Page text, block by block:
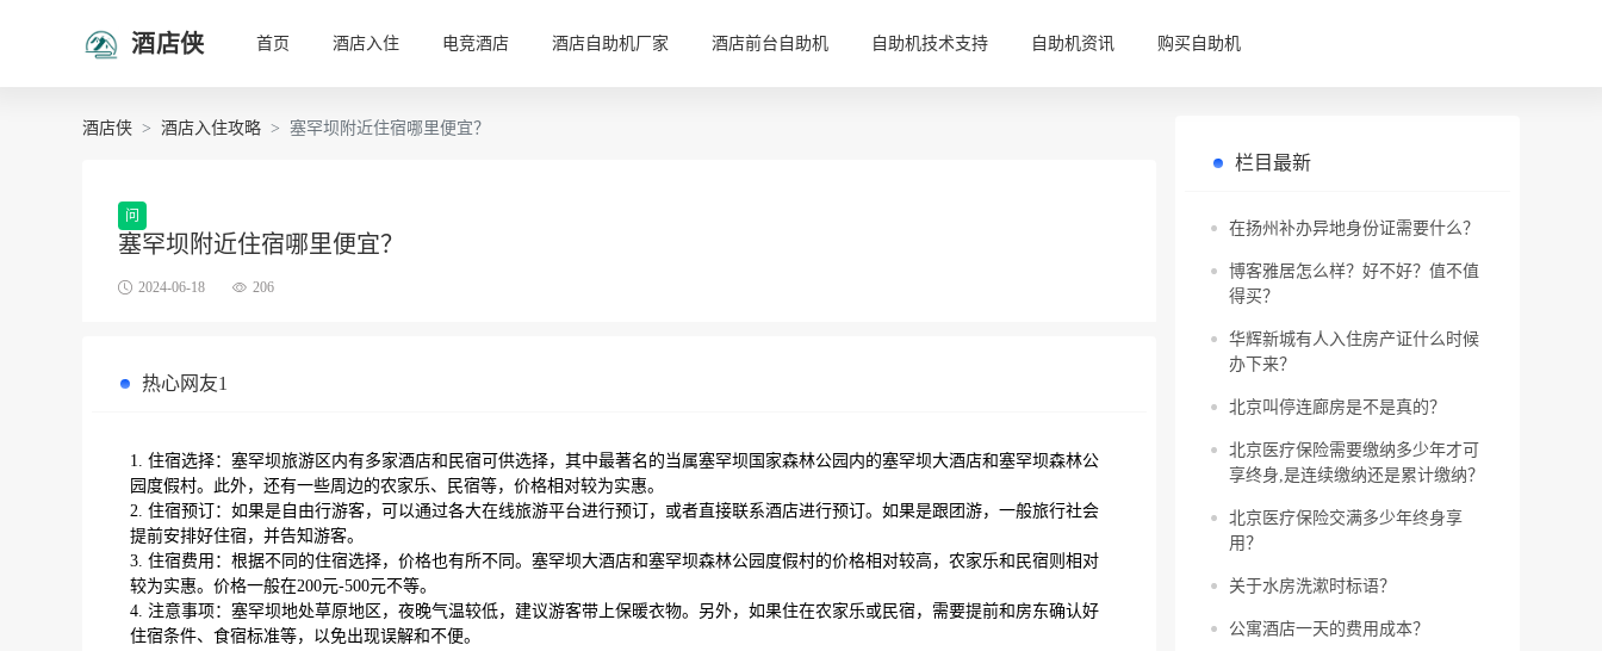
酒店侠 首页 酒店入住 电竞酒店 酒店自助机厂家 酒店前台自助机 自助机技术支持 自助机资讯 购买自助机
酒店侠 酒店入住攻略 塞罕坝附近住宿哪里便宜？
问
塞罕坝附近住宿哪里便宜？
2024-06-18 206
热心网友1
1. 住宿选择：塞罕坝旅游区内有多家酒店和民宿可供选择，其中最著名的当属塞罕坝国家森林公园内的塞罕坝大酒店和塞罕坝森林公
园度假村。此外，还有一些周边的农家乐、民宿等，价格相对较为实惠。
2. 住宿预订：如果是自由行游客，可以通过各大在线旅游平台进行预订，或者直接联系酒店进行预订。如果是跟团游，一般旅行社会
提前安排好住宿，并告知游客。
3. 住宿费用：根据不同的住宿选择，价格也有所不同。塞罕坝大酒店和塞罕坝森林公园度假村的价格相对较高，农家乐和民宿则相对
较为实惠。价格一般在200元-500元不等。
4. 注意事项：塞罕坝地处草原地区，夜晚气温较低，建议游客带上保暖衣物。另外，如果住在农家乐或民宿，需要提前和房东确认好
住宿条件、食宿标准等，以免出现误解和不便。
栏目最新
在扬州补办异地身份证需要什么？
博客雅居怎么样？好不好？值不值
得买？
华辉新城有人入住房产证什么时候
办下来？
北京叫停连廊房是不是真的？
北京医疗保险需要缴纳多少年才可
享终身,是连续缴纳还是累计缴纳？
北京医疗保险交满多少年终身享
用？
关于水房洗漱时标语？
公寓酒店一天的费用成本？